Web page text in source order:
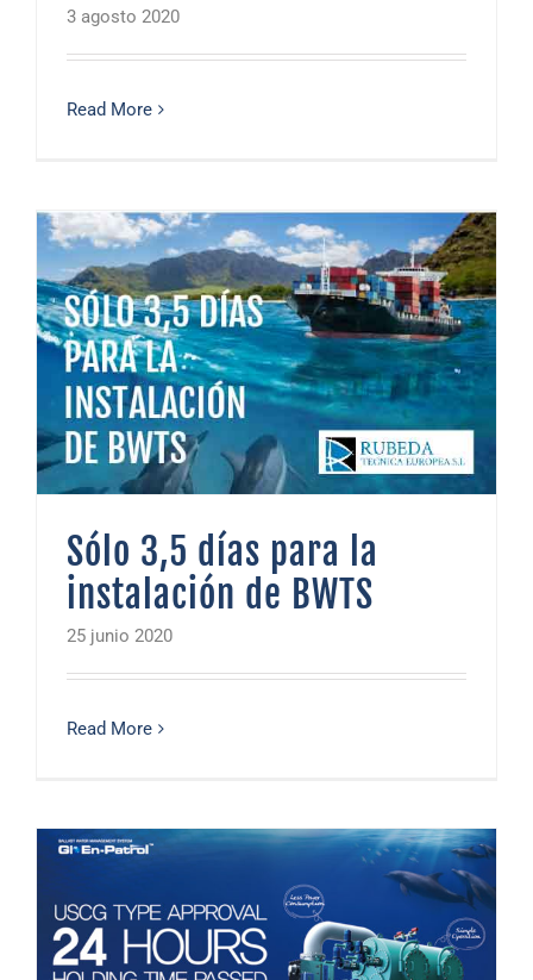
3 agosto 2020
Read More
Sólo 3,5 días para la
instalación de BWTS
25 junio 2020
Read More